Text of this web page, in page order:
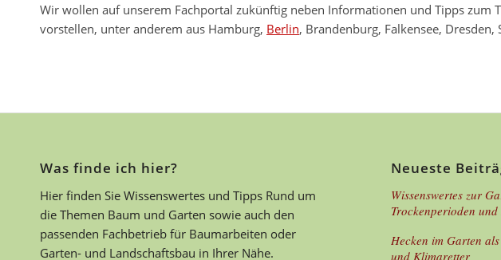
Wir wollen auf unserem Fachportal zukünftig neben Informationen und Tipps zum
vorstellen, unter anderem aus Hamburg, Berlin, Brandenburg, Falkensee,
Was finde ich hier?
Hier finden Sie Wissenswertes und Tipps Rund um
die Themen Baum und Garten sowie auch den
passenden Fachbetrieb für Baumarbeiten oder
Garten- und Landschaftsbau in Ihrer Nähe.
Neueste
Wissenswertes zur
Trockenperioden
Hecken im Garten
und Klimaretter